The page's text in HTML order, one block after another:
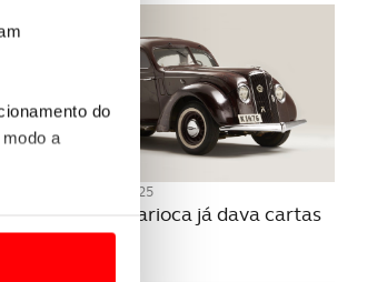
do
a
05 NOVEMBRO 2025
Volvo PV36 Carioca já dava cartas
na segurança